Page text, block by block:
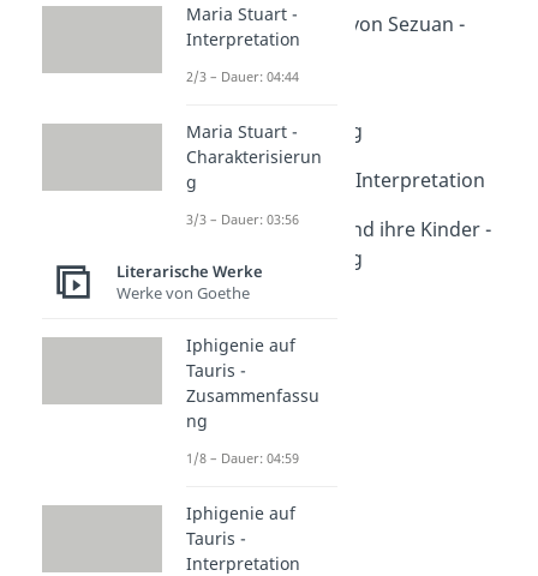
Der gute Mensch von Sezuan -
Interpretation
Dauer: 04:44
Zusammenfassung
Dauer: 05:07
Leben des Galilei - Interpretation
Mutter Courage und ihre Kinder -
Zusammenfassung
Dauer: 04:34
Dreigroschenoper
Bertolt Brecht
Dauer: 03:10
Episches Theater
Dauer: 05:07
Maria Stuart -
Interpretation
2/3 – Dauer: 04:44
Maria Stuart -
Charakterisierun
g
3/3 – Dauer: 03:56
Literarische Werke
Werke von Goethe
Iphigenie auf
Tauris -
Zusammenfassu
ng
1/8 – Dauer: 04:59
Iphigenie auf
Tauris -
Interpretation